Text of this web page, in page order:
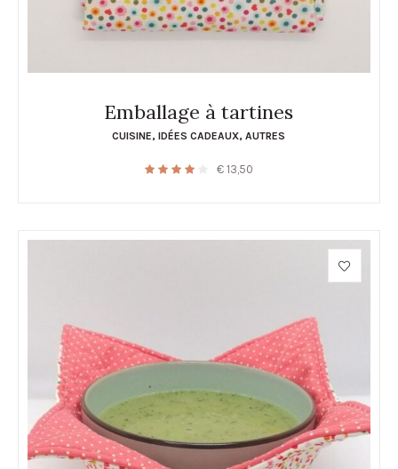
Emballage à tartines
CUISINE,IDÉES CADEAUX,AUTRES
€ 13,50